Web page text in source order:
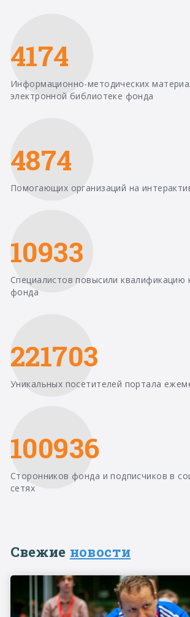
4174
Информационно-методических
электронной библиотеке фонда
4874
Помогающих организаций на
10933
Специалистов повысили квалификацию
фонда
221703
Уникальных посетителей портала
100936
Сторонников фонда и подписчиков в
сетях
Свежие новости